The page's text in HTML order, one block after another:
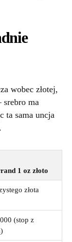
wobec złotej,
ma
ta sama uncja
1 oz złoto
złota
(stop z